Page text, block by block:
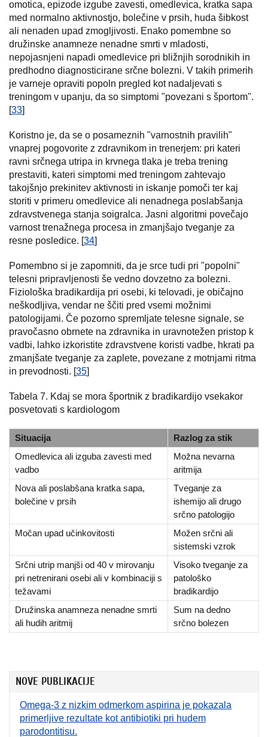
omotica, epizode izgube zavesti, omedlevica, kratka sapa
med normalno aktivnostjo, bolečine v prsih, huda šibkost
ali nenaden upad zmogljivosti. Enako pomembne so
družinske anamneze nenadne smrti v mladosti,
nepojasnjeni napadi omedlevice pri bližnjih sorodnikih in
predhodno diagnosticirane srčne bolezni. V takih primerih
je varneje opraviti popoln pregled kot nadaljevati s
treningom v upanju, da so simptomi "povezani s športom".
[33]
Koristno je, da se o posameznih "varnostnih pravilih"
vnaprej pogovorite z zdravnikom in trenerjem: pri kateri
ravni srčnega utripa in krvnega tlaka je treba trening
prestaviti, kateri simptomi med treningom zahtevajo
takojšnjo prekinitev aktivnosti in iskanje pomoči ter kaj
storiti v primeru omedlevice ali nenadnega poslabšanja
zdravstvenega stanja soigralca. Jasni algoritmi povečajo
varnost trenažnega procesa in zmanjšajo tveganje za
resne posledice. [34]
Pomembno si je zapomniti, da je srce tudi pri "popolni"
telesni pripravljenosti še vedno dovzetno za bolezni.
Fiziološka bradikardija pri osebi, ki telovadi, je običajno
neškodljiva, vendar ne ščiti pred vsemi možnimi
patologijami. Če pozorno spremljate telesne signale, se
pravočasno obrnete na zdravnika in uravnotežen pristop k
vadbi, lahko izkoristite zdravstvene koristi vadbe, hkrati pa
zmanjšate tveganje za zaplete, povezane z motnjami ritma
in prevodnosti. [35]
Tabela 7. Kdaj se mora športnik z bradikardijo vsekakor
posvetovati s kardiologom
Situacija
Razlog za stik
Omedlevica ali izguba zavesti med
vadbo
Možna nevarna
aritmija
Nova ali poslabšana kratka sapa,
bolečine v prsih
Tveganje za
ishemijo ali drugo
srčno patologijo
Močan upad učinkovitosti
Možen srčni ali
sistemski vzrok
Srčni utrip manjši od 40 v mirovanju
pri netrenirani osebi ali v kombinaciji s
težavami
Visoko tveganje za
patološko
bradikardijo
Družinska anamneza nenadne smrti
ali hudih aritmij
Sum na dedno
srčno bolezen
NOVE PUBLIKACIJE
Omega-3 z nizkim odmerkom aspirina je pokazala
primerljive rezultate kot antibiotiki pri hudem
parodontitisu.